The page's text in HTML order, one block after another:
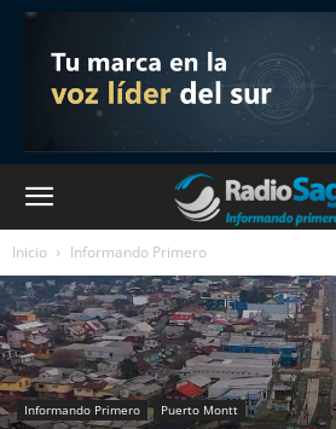
Inicio Informando Primero
Informando Primero Puerto Montt